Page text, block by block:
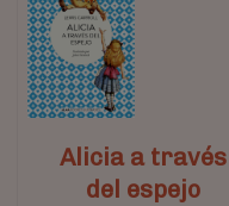
Alicia a través
del espejo